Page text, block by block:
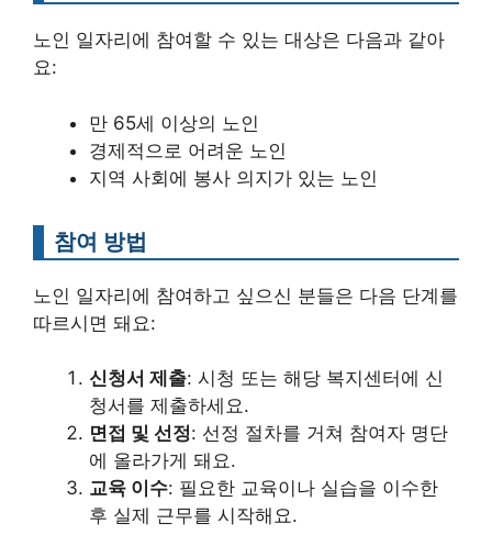
노인 일자리에 참여할 수 있는 대상은 다음과 같아
요:
만 65세 이상의 노인
경제적으로 어려운 노인
지역 사회에 봉사 의지가 있는 노인
참여 방법
노인 일자리에 참여하고 싶으신 분들은 다음 단계를
따르시면 돼요:
신청서 제출: 시청 또는 해당 복지센터에 신
청서를 제출하세요.
면접 및 선정: 선정 절차를 거쳐 참여자 명단
에 올라가게 돼요.
교육 이수: 필요한 교육이나 실습을 이수한
후 실제 근무를 시작해요.